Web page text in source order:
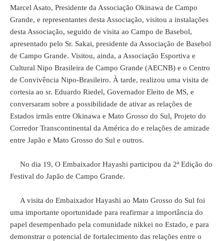
Marcel Asato, Presidente da Associação Okinawa de Campo
Grande, e representantes desta Associação, visitou a instalações
desta Associação, seguido de visita ao Campo de Basebol,
apresentado pelo Sr. Sakai, presidente da Associação de Basebol
de Campo Grande. Visitou, ainda, a Associação Esportiva e
Cultural Nipo Brasileira de Campo Grande (AECNB) e o Centro
de Convivência Nipo-Brasileiro. À tarde, realizou uma visita de
cortesia ao sr. Eduardo Riedel, Governador Eleito de MS, e
conversaram sobre a possibilidade de ativar as relações de
Estados irmãs entre Okinawa e Mato Grosso do Sul, Projeto do
Corredor Transcontinental da América do e relações de amizade
entre Japão e Mato Grosso do Sul e outros.
No dia 19, O Embaixador Hayashi participou da 2ª Edição do
Festival do Japão de Campo Grande.
A visita do Embaixador Hayashi ao Mato Grosso do Sul foi
uma importante oportunidade para reafirmar a importância do
papel desempenhado pela comunidade nikkei no Estado, e para
demonstrar o potencial de fortalecimento das relações entre o